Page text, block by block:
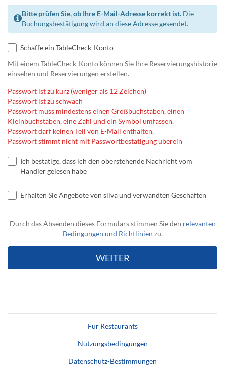
Bitte prüfen Sie, ob Ihre E-Mail-Adresse korrekt ist. Die
Buchungsbestätigung wird an diese Adresse gesendet.
Schaffe ein TableCheck-Konto
Mit einem TableCheck-Konto können Sie Ihre Reservierungshistorie
einsehen und Reservierungen erstellen.
Passwort ist zu kurz (weniger als 12 Zeichen)
Passwort ist zu schwach
Passwort muss mindestens einen Großbuchstaben, einen
Kleinbuchstaben, eine Zahl und ein Symbol umfassen.
Passwort darf keinen Teil von E-Mail enthalten.
Passwort stimmt nicht mit Passwortbestätigung überein
Ich bestätige, dass ich den oberstehende Nachricht vom
Händler gelesen habe
Erhalten Sie Angebote von silva und verwandten Geschäften
Durch das Absenden dieses Formulars stimmen Sie den relevanten
Bedingungen und Richtlinien zu.
Für Restaurants
Nutzungsbedingungen
Datenschutz-Bestimmungen